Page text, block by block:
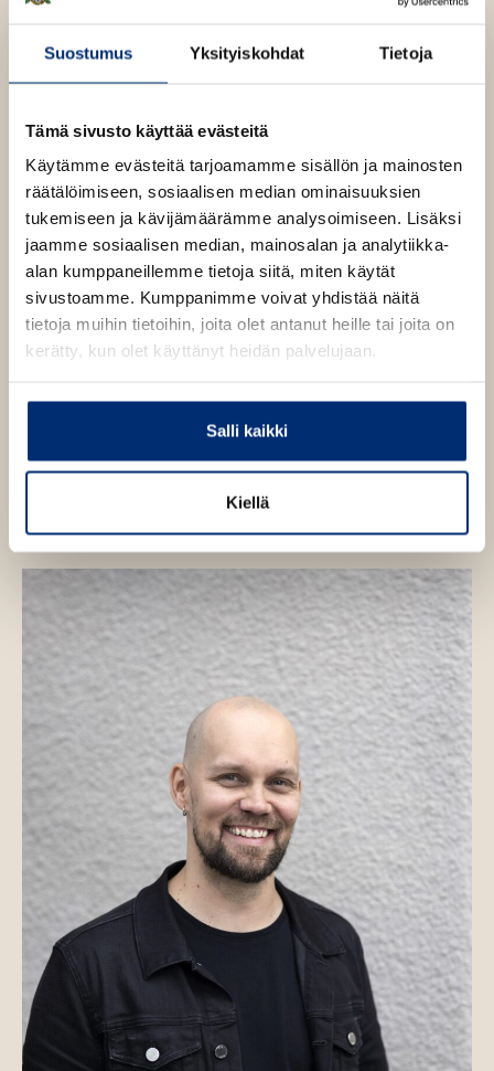
Suostumus Yksityiskohdat Tietoja
Tämä sivusto käyttää evästeitä
Käytämme evästeitä tarjoamamme sisällön ja mainosten
räätälöimiseen, sosiaalisen median ominaisuuksien
tukemiseen ja kävijämäärämme analysoimiseen. Lisäksi
jaamme sosiaalisen median, mainosalan ja analytiikka-
alan kumppaneillemme tietoja siitä, miten käytät
sivustoamme. Kumppanimme voivat yhdistää näitä
tietoja muihin tietoihin, joita olet antanut heille tai joita on
kerätty, kun olet käyttänyt heidän palvelujaan.
Salli kaikki
Kiellä
2013 teoksesta Perkeros
2014 teoksesta Villimpi Pohjola – Lapsus
2015 teoksesta Villimpi Pohjola – Valomerkki
2018 teoksesta Villimpi Pohjola – Irtiotto
Lasten- ja nuortenkirjallisuuden Finlandia-
2024 teoksesta Poika ullakolla, poika kellarissa